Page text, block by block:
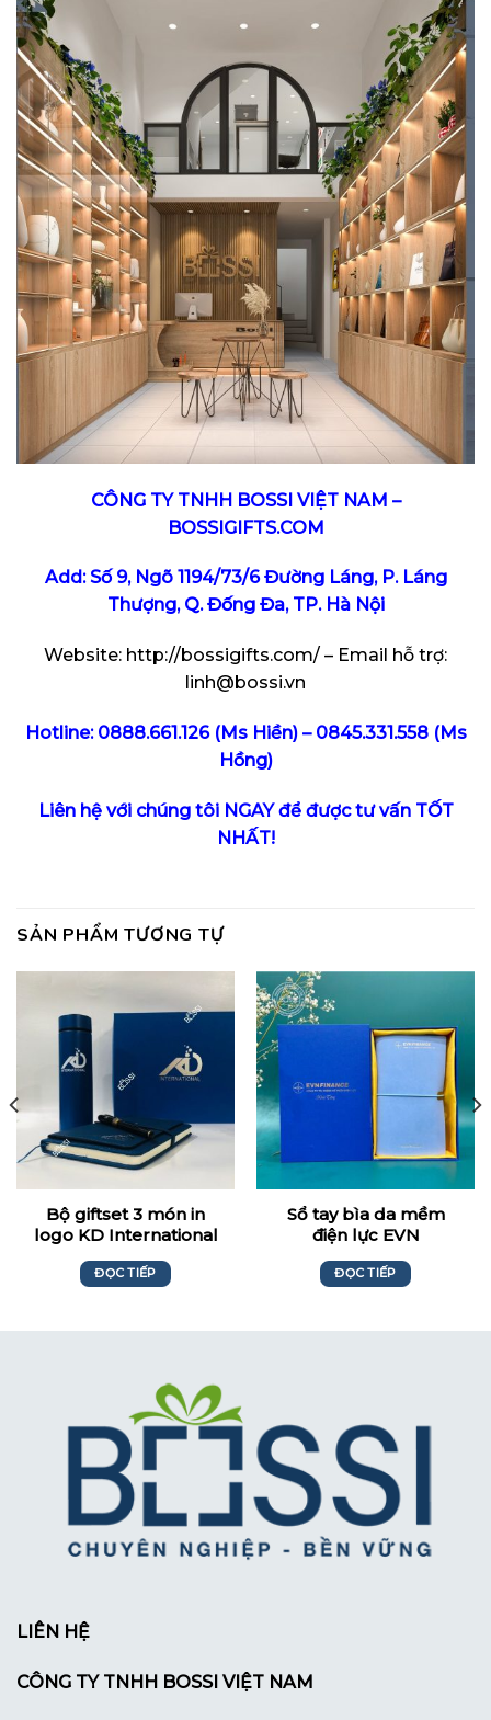
CÔNG TY TNHH BOSSI VIỆT NAM –
BOSSIGIFTS.COM
Add: Số 9, Ngõ 1194/73/6 Đường Láng, P. Láng
Thượng, Q. Đống Đa, TP. Hà Nội
Website: http://bossigifts.com/ – Email hỗ trợ:
linh@bossi.vn
Hotline: 0888.661.126 (Ms Hiền)– 0845.331.558(Ms
Hồng)
Liên hệ với chúng tôi NGAY để được tư vấn TỐT
NHẤT!
SẢN PHẨM TƯƠNG TỰ
Bộ giftset 3 món in
logo KD International
ĐỌC TIẾP
Sổ tay bìa da mềm
điện lực EVN
ĐỌC TIẾP
LIÊN HỆ
CÔNG TY TNHH BOSSI VIỆT NAM